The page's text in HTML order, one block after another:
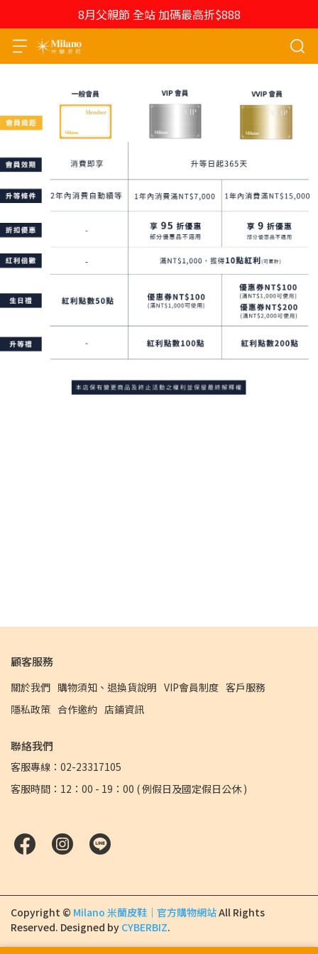
8月父親節 全站 加碼最高折$888
顧客服務
關於我們 購物須知、退換貨說明 VIP會員制度 客戶服務
隱私政策 合作邀約 店鋪資訊
聯絡我們
客服專線：02-23317105
客服時間：12：00 - 19：00 ( 例假日及國定假日公休 )
Copyright © Milano 米蘭皮鞋｜官方購物網站All Rights
Reserved. Designed by CYBERBIZ.